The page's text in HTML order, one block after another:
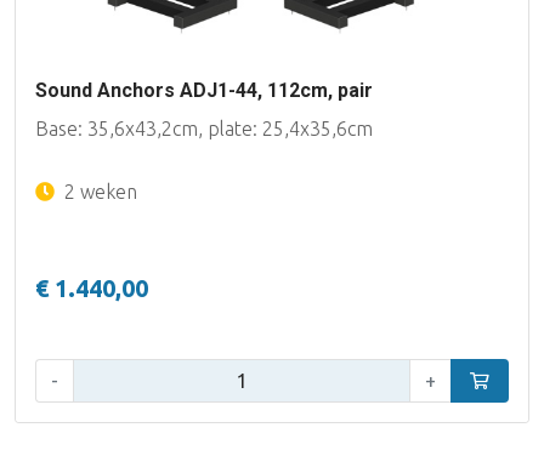
Sound Anchors ADJ1-44, 112cm, pair
Base: 35,6x43,2cm, plate: 25,4x35,6cm
2 weken
€ 1.440,00
- + In